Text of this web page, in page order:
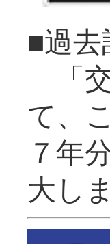
■過
「
て、
７年
大